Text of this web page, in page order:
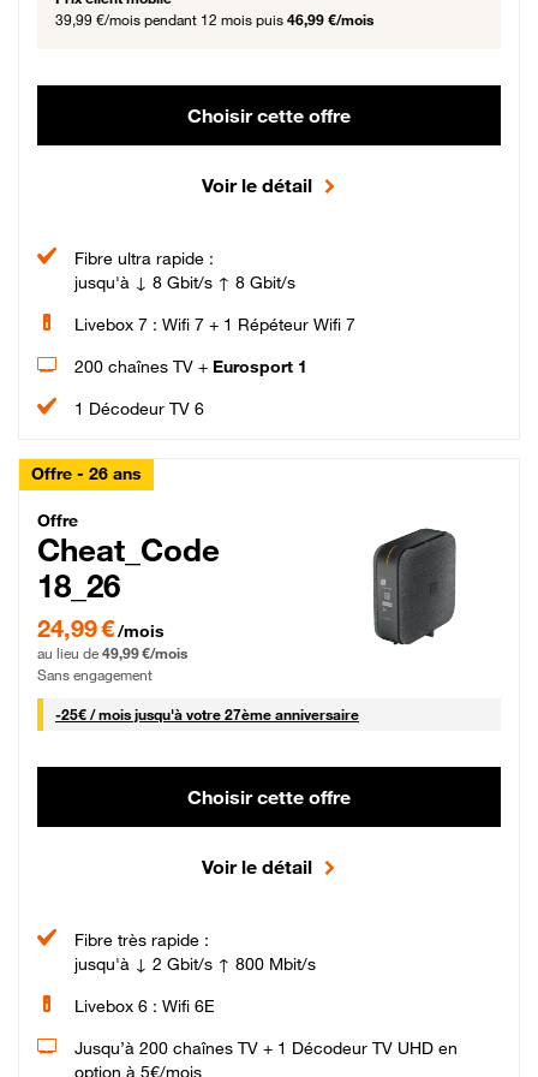
39,99 €/mois pendant 12 mois puis 46,99 €/mois
Choisir cette offre
Voir le détail
Fibre ultra rapide :
jusqu'à ↓ 8 Gbit/s ↑ 8 Gbit/s
Livebox 7 : Wifi 7 + 1 Répéteur Wifi 7
200 chaînes TV + Eurosport 1
1 Décodeur TV 6
Offre - 26 ans
Cheat_Code Fibre_18_26
Offre
Cheat_Code
18_26
24,99 € par mois pendant 0 mois puis 49,99 € par mois, Sans engagement
24,99 €/mois
au lieu de 49,99 €/mois
Sans engagement
-25€ / mois25 € par mois
jusqu'à votre 27ème anniversaire
Choisir cette offre
Voir le détail
Fibre très rapide :
jusqu'à ↓ 2 Gbit/s ↑ 800 Mbit/s
Livebox 6 : Wifi 6E
Jusqu’à 200 chaînes TV + 1 Décodeur TV UHD en
option à 5€/mois